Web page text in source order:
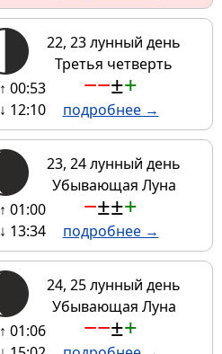
22, 23 лунный день
Третья четверть
↑ 00:53
↓ 12:10
−−±+
подробнее →
23, 24 лунный день
Убывающая Луна
↑ 01:00
↓ 13:34
−±±+
подробнее →
24, 25 лунный день
Убывающая Луна
↑ 01:06
−−±+